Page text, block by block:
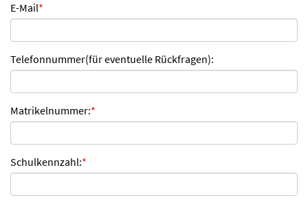
E-Mail*
Telefonnummer(für eventuelle Rückfragen):
Matrikelnummer:*
Schulkennzahl:*